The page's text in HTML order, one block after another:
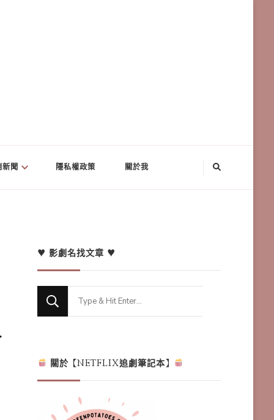
聞 隱私權政策 關於我
♥ 影劇名找文章 ♥
Looking
關於【NETFLIX追劇筆記本】